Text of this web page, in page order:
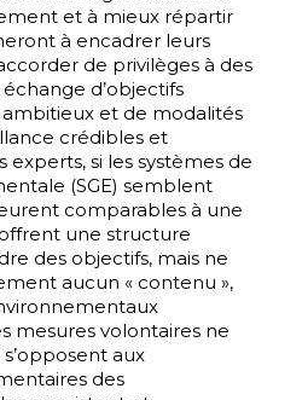
et à mieux répartir
à encadrer leurs
de privilèges à des
d’objectifs
et de modalités
crédibles et
experts, si les systèmes de
(SGE) semblent
comparables à une
offrent une structure
des objectifs, mais ne
aucun « contenu »,
mesures volontaires ne
aux
des